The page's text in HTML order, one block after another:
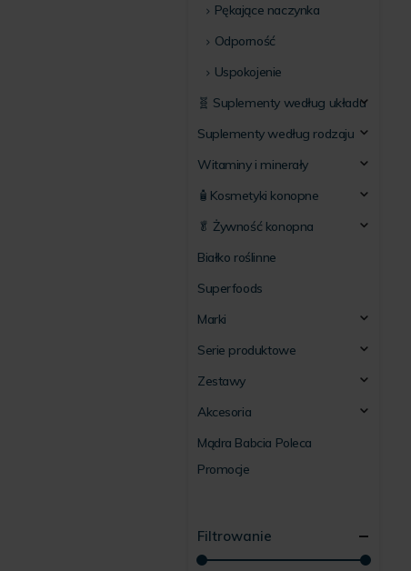
Pękające naczynka
Odporność
Uspokojenie
🧬 Suplementy według układu
Suplementy według rodzaju
Witaminy i minerały
🧴Kosmetyki konopne
🥬 Żywność konopna
Białko roślinne
Superfoods
Marki
Serie produktowe
Zestawy
Akcesoria
Mądra Babcia Poleca
Promocje
Filtrowanie